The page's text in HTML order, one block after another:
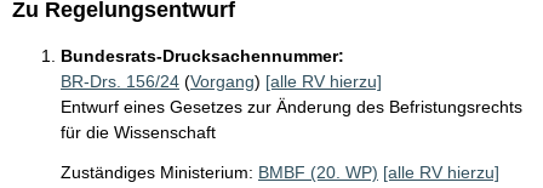
Zu Regelungsentwurf
Bundesrats-Drucksachennummer:
BR-Drs. 156/24 (Vorgang) [alle RV hierzu]
Entwurf eines Gesetzes zur Änderung des Befristungsrechts
für die Wissenschaft
Zuständiges Ministerium: BMBF (20. WP) [alle RV hierzu]